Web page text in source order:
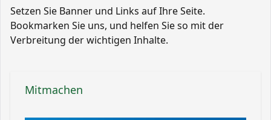
Setzen Sie Banner und Links auf Ihre Seite.
Bookmarken Sie uns, und helfen Sie so mit der
Verbreitung der wichtigen Inhalte.
Mitmachen